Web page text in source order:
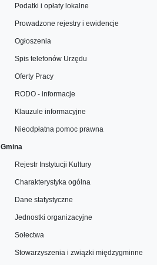
Podatki i opłaty lokalne
Prowadzone rejestry i ewidencje
Ogłoszenia
Spis telefonów Urzędu
Oferty Pracy
RODO - informacje
Klauzule informacyjne
Nieodpłatna pomoc prawna
Gmina
Rejestr Instytucji Kultury
Charakterystyka ogólna
Dane statystyczne
Jednostki organizacyjne
Sołectwa
Stowarzyszenia i związki międzygminne